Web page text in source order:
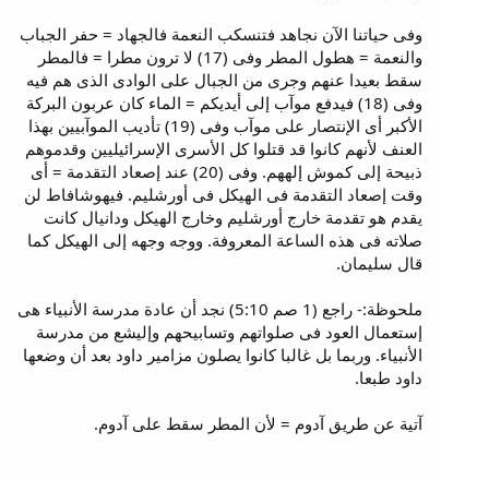
وفى حياتنا الآن نجاهد فتنسكب النعمة فالجهاد = حفر الجباب
والنعمة = هطول المطر وفى (17) لا ترون مطرا = فالمطر
سقط بعيدا عنهم وجرى من الجبال على الوادى الذى هم فيه
وفى (18) فيدفع موآب إلى أيديكم = الماء كان عربون البركة
الأكبر أى الإنتصار على موآب وفى (19) تأديب الموآبيين بهذا
العنف لأنهم كانوا قد قتلوا كل الأسرى الإسرائيليين وقدموهم
ذبيحة إلى كموش إلههم. وفى (20) عند إصعاد التقدمة = أى
وقت إصعاد التقدمة فى الهيكل فى أورشليم. فيهوشافاط لن
يقدم هو تقدمة خارج أورشليم وخارج الهيكل ودانيال كانت
صلاته فى هذه الساعة المعروفة. ووجه وجهه إلى الهيكل كما
قال سليمان.
ملحوظة:- راجع (1 صم 5:10) نجد أن عادة مدرسة الأنبياء هى
إستعمال العود فى صلواتهم وتسابيحهم وإليشع من مدرسة
الأنبياء. وربما بل غالبا كانوا يصلون مزامير داود بعد أن وضعها
داود طبعا.
آتية عن طريق آدوم = لأن المطر سقط على آدوم.